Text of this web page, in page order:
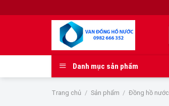
to
Danh mục sản phẩm
Trang chủ / Sản phẩm / Đồng hồ nước